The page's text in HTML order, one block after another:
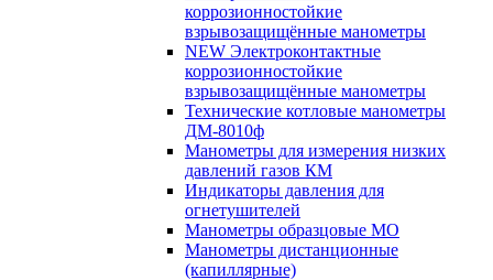
коррозионностойкие
взрывозащищённые манометры
NEW Электроконтактные
коррозионностойкие
взрывозащищённые манометры
Технические котловые манометры
ДМ-8010ф
Манометры для измерения низких
давлений газов КМ
Индикаторы давления для
огнетушителей
Манометры образцовые МО
Манометры дистанционные
(капиллярные)